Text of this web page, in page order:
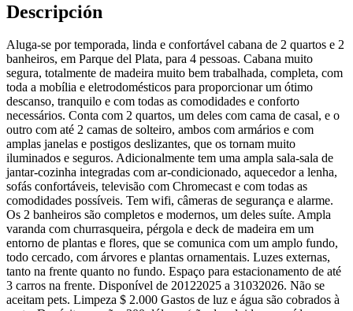
Descripción
Aluga-se por temporada, linda e confortável cabana de 2 quartos e 2
banheiros, em Parque del Plata, para 4 pessoas. Cabana muito
segura, totalmente de madeira muito bem trabalhada, completa, com
toda a mobília e eletrodomésticos para proporcionar um ótimo
descanso, tranquilo e com todas as comodidades e conforto
necessários. Conta com 2 quartos, um deles com cama de casal, e o
outro com até 2 camas de solteiro, ambos com armários e com
amplas janelas e postigos deslizantes, que os tornam muito
iluminados e seguros. Adicionalmente tem uma ampla sala-sala de
jantar-cozinha integradas com ar-condicionado, aquecedor a lenha,
sofás confortáveis, televisão com Chromecast e com todas as
comodidades possíveis. Tem wifi, câmeras de segurança e alarme.
Os 2 banheiros são completos e modernos, um deles suíte. Ampla
varanda com churrasqueira, pérgola e deck de madeira em um
entorno de plantas e flores, que se comunica com um amplo fundo,
todo cercado, com árvores e plantas ornamentais. Luzes externas,
tanto na frente quanto no fundo. Espaço para estacionamento de até
3 carros na frente. Disponível de 20122025 a 31032026. Não se
aceitam pets. Limpeza $ 2.000 Gastos de luz e água são cobrados à